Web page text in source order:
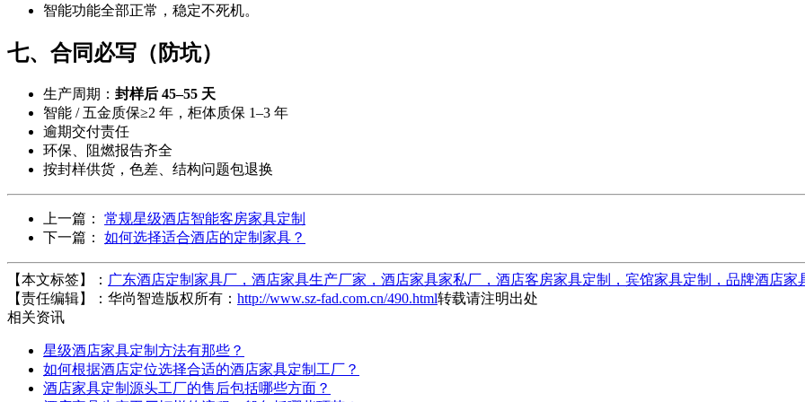
智能功能全部正常，稳定不死机。
七、合同必写（防坑）
生产周期： 封样后 45–55 天
智能 / 五金质保≥2 年，柜体质保 1–3 年
逾期交付责任
环保、阻燃报告齐全
按封样供货，色差、结构问题包退换
上一篇： 常规星级酒店智能客房家具定制
下一篇： 如何选择适合酒店的定制家具？
【本文标签】： 广东酒店定制家具厂，酒店家具生产厂家，酒店家具家私厂，酒店客房家具定制，宾馆家具定制，品牌酒店家
【责任编辑】： 华尚智造版权所有： http://www.sz-fad.com.cn/490.html转载请注明出处
相关资讯
星级酒店家具定制方法有那些？
如何根据酒店定位选择合适的酒店家具定制工厂？
酒店家具定制源头工厂的售后包括哪些方面？